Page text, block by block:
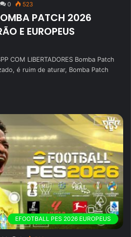
0 523
PATCH 2026
E EUROPEUS
COM LIBERTADORES Bomba Patch
é ruim de aturar, Bomba Patch
EFOOTBALL PES 2026 EUROPEUS